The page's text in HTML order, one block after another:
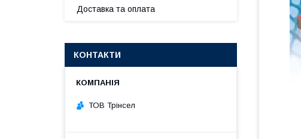
Доставка та оплата
КОНТАКТИ
ТОВ Трінсел